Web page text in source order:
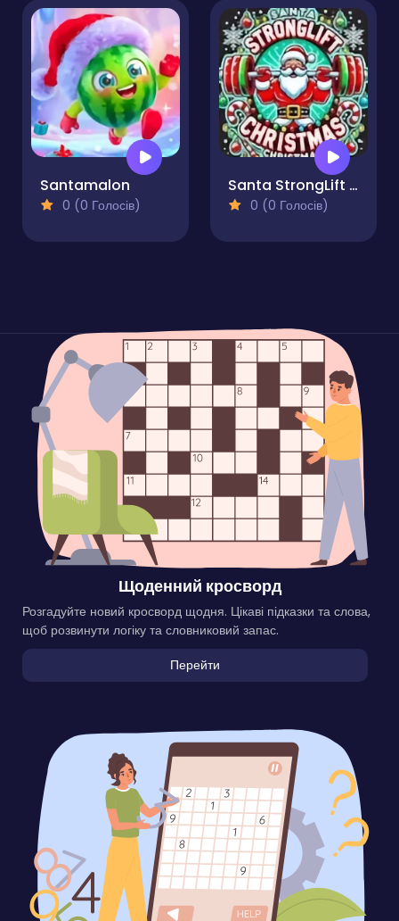
Santamalon
0 (0 Голосів)
Santa StrongLift Christmas
0 (0 Голосів)
Щоденний кросворд
Розгадуйте новий кросворд щодня. Цікаві підказки та слова,
щоб розвинути логіку та словниковий запас.
Перейти